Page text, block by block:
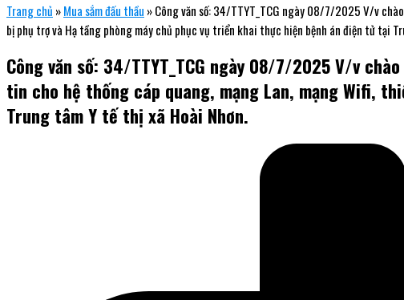
Trang chủ »Mua sắm đấu thầu »Công văn số: 34/TTYT_TCG ngày 08/7/2025 V/v
bị phụ trợ và Hạ tầng phòng máy chủ phục vụ triển khai thực hiện bệnh án điện tử tại
Công văn số: 34/TTYT_TCG ngày 08/7/2025 V/v
tin cho hệ thống cáp quang, mạng Lan, mạng Wifi,
Trung tâm Y tế thị xã Hoài Nhơn.